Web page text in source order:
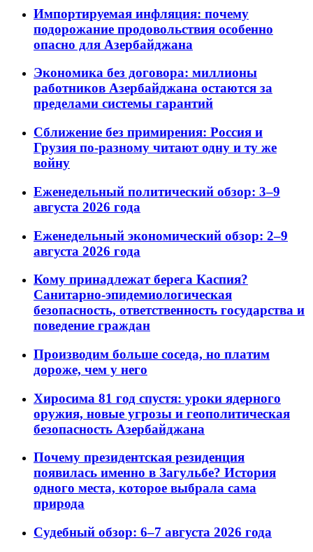
Импортируемая инфляция: почему
подорожание продовольствия особенно
опасно для Азербайджана
Экономика без договора: миллионы
работников Азербайджана остаются за
пределами системы гарантий
Сближение без примирения: Россия и
Грузия по-разному читают одну и ту же
войну
Еженедельный политический обзор: 3–9
августа 2026 года
Еженедельный экономический обзор: 2–9
августа 2026 года
Кому принадлежат берега Каспия?
Санитарно-эпидемиологическая
безопасность, ответственность государства и
поведение граждан
Производим больше соседа, но платим
дороже, чем у него
Хиросима 81 год спустя: уроки ядерного
оружия, новые угрозы и геополитическая
безопасность Азербайджана
Почему президентская резиденция
появилась именно в Загульбе? История
одного места, которое выбрала сама
природа
Судебный обзор: 6–7 августа 2026 года